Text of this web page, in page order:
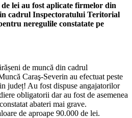
lei au fost aplicate firmelor din
cadrul Inspectoratului Teritorial
neregulile constatate pe
de muncă din cadrul
Caraş-Severin au efectuat peste
județ! Au fost dispuse angajatorilor
obligatorii dar au fost de asemenea
abateri mai grave.
de aproape 90.000 de lei.